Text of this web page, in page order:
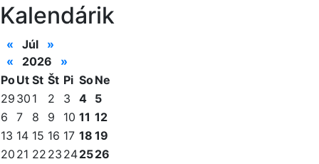
Kalendárik
« Júl
»
«
2026
»
PoUt St Št Pi SoNe
29 30 1 2 3 4 5
6
7 8 9 10 11 12
13 14 15 16 17 18 19
20 21 22 23 242526